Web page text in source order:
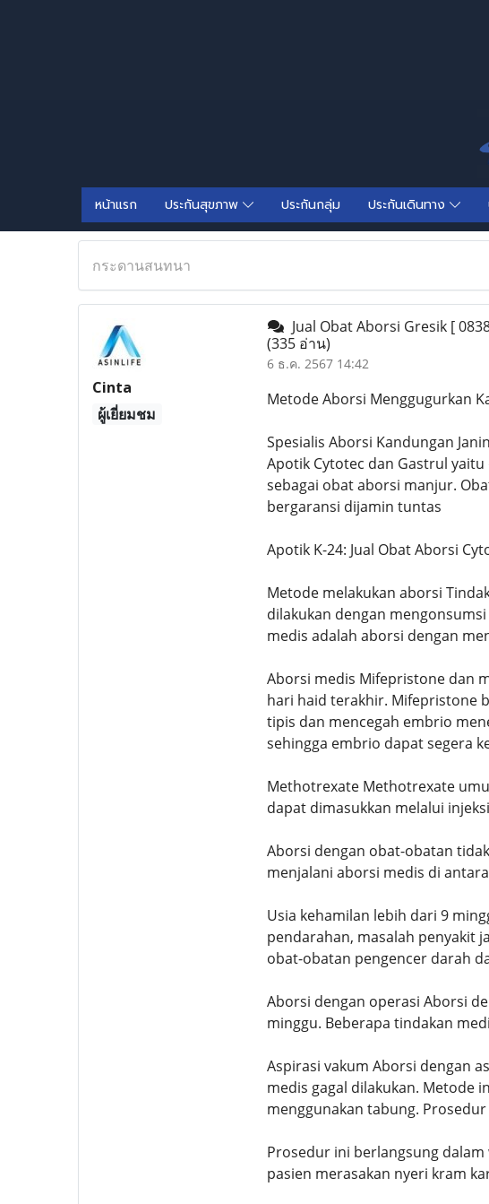
หน้าแรก ประกันสุขภาพ ประกันกลุ่ม ประกันเดินทาง
กระดานสนทนา
Cinta
ผู้เยี่ยมชม
Jual Obat Aborsi Gresik [
(335 อ่าน)
6 ธ.ค. 2567 14:42
Metode Aborsi Menggugurkan
Spesialis Aborsi Kandungan
Apotik Cytotec dan Gastrul
sebagai obat aborsi manjur.
bergaransi dijamin tuntas
Apotik K-24: Jual Obat Aborsi
Metode melakukan aborsi
dilakukan dengan
medis adalah aborsi dengan
Aborsi medis Mifepristone dan
hari haid terakhir. Mifepristone
tipis dan mencegah embrio
sehingga embrio dapat segera
Methotrexate Methotrexate
dapat dimasukkan melalui
Aborsi dengan obat-obatan
menjalani aborsi medis di
Usia kehamilan lebih dari 9
pendarahan, masalah penyakit
obat-obatan pengencer darah
Aborsi dengan operasi Aborsi
minggu. Beberapa tindakan
Aspirasi vakum Aborsi dengan
medis gagal dilakukan. Metode
menggunakan tabung.
Prosedur ini berlangsung
pasien merasakan nyeri kram